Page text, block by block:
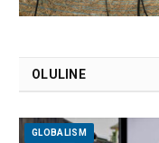
OLULINE
GLOBALISM